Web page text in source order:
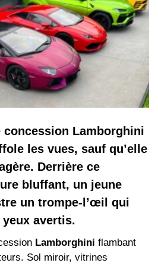
concession Lamborghini
les vues, sauf qu’elle
Derrière ce
bluffant, un jeune
un trompe‑l’œil qui
avertis.
Lamborghini flambant
Sol miroir, vitrines